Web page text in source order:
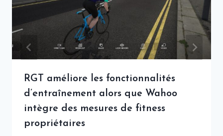
RGT améliore les fonctionnalités
d’entraînement alors que Wahoo
intègre des mesures de fitness
propriétaires